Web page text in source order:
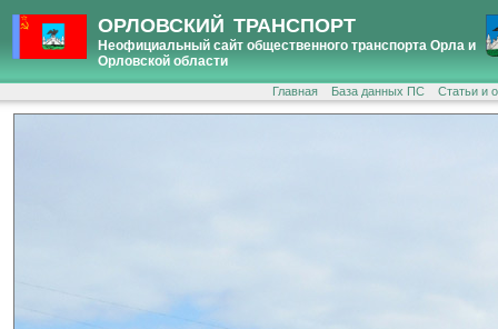
ОРЛОВСКИЙ ТРАНСПОРТ
Неофициальный сайт общественного транспорта Орла и
Орловской области
Главная База данных ПС Статьи и